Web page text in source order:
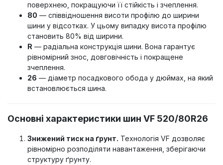
поверхнею, покращуючи її стійкість і зчеплення.
80 — співвідношення висоти профілю до ширини
шини у відсотках. У цьому випадку висота профілю
становить 80% від ширини.
R — радіальна конструкція шини. Вона гарантує
рівномірний знос, довговічність і покращене
зчеплення.
26 — діаметр посадкового обода у дюймах, на який
встановлюється шина.
Основні характеристики шин VF 520/80R26
Знижений тиск на ґрунт. Технологія VF дозволяє
рівномірно розподіляти навантаження, зберігаючи
структуру ґрунту.